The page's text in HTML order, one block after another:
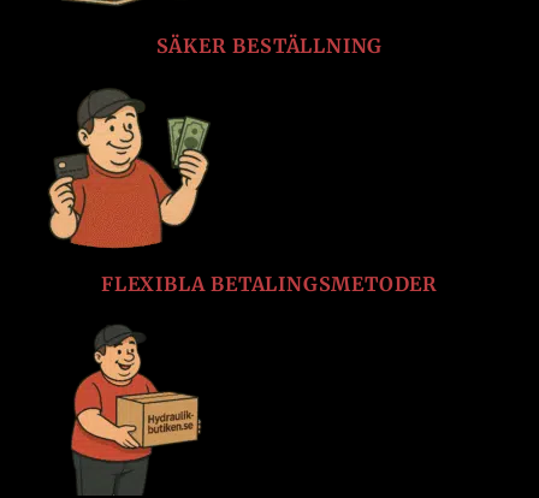
SÄKER BESTÄLLNING
FLEXIBLA BETALINGSMETODER